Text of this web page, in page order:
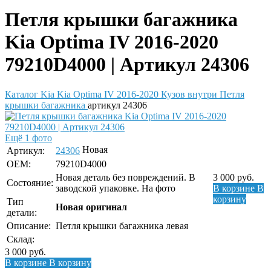
Петля крышки багажника
Kia Optima IV 2016-2020
79210D4000 | Артикул 24306
Каталог Kia Kia Optima IV 2016-2020 Кузов внутри Петля
крышки багажника артикул 24306
Ещё 1 фото
Артикул:
24306 Новая
3 000 руб.
В корзине В
корзину
OEM:
79210D4000
Состояние:
Новая деталь без повреждений. В
заводской упаковке. На фото
Тип
детали:
Новая оригинал
Описание: Петля крышки багажника левая
Склад:
3 000 руб.
В корзине В корзину